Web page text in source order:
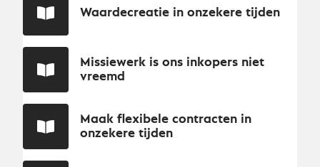
Waardecreatie in onzekere tijden
Missiewerk is ons inkopers niet
vreemd
Maak flexibele contracten in
onzekere tijden